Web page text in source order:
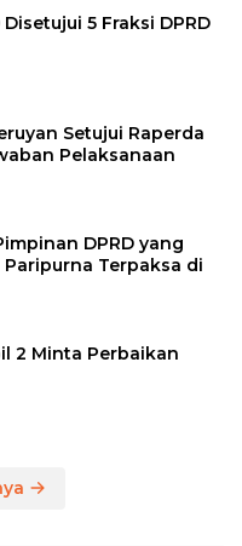
5 Fraksi DPRD
Setujui Raperda
Pelaksanaan
DPRD yang
Paripurna Terpaksa di
2 Minta Perbaikan